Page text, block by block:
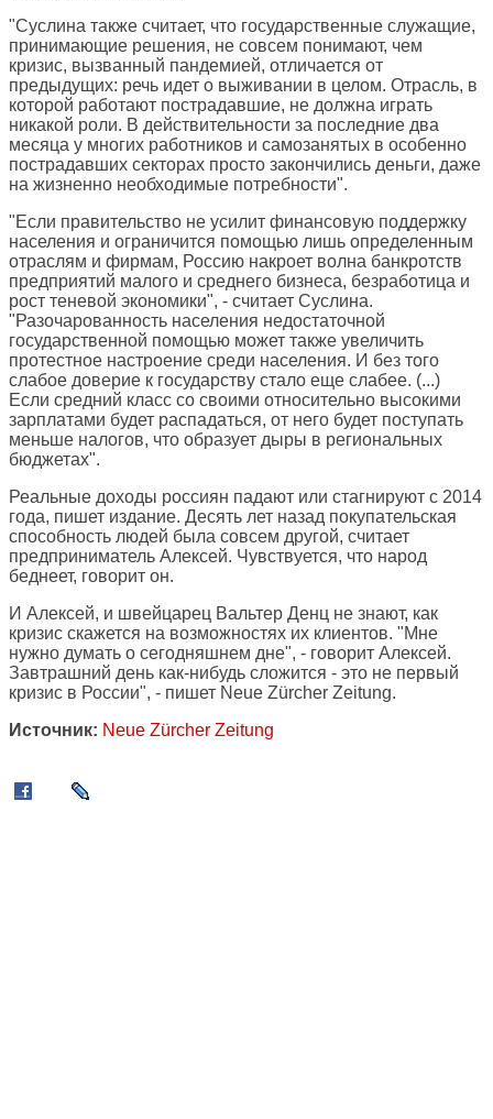
"Суслина также считает, что государственные служащие,
принимающие решения, не совсем понимают, чем
кризис, вызванный пандемией, отличается от
предыдущих: речь идет о выживании в целом. Отрасль, в
которой работают пострадавшие, не должна играть
никакой роли. В действительности за последние два
месяца у многих работников и самозанятых в особенно
пострадавших секторах просто закончились деньги, даже
на жизненно необходимые потребности".
"Если правительство не усилит финансовую поддержку
населения и ограничится помощью лишь определенным
отраслям и фирмам, Россию накроет волна банкротств
предприятий малого и среднего бизнеса, безработица и
рост теневой экономики", - считает Суслина.
"Разочарованность населения недостаточной
государственной помощью может также увеличить
протестное настроение среди населения. И без того
слабое доверие к государству стало еще слабее. (...)
Если средний класс со своими относительно высокими
зарплатами будет распадаться, от него будет поступать
меньше налогов, что образует дыры в региональных
бюджетах".
Реальные доходы россиян падают или стагнируют с 2014
года, пишет издание. Десять лет назад покупательская
способность людей была совсем другой, считает
предприниматель Алексей. Чувствуется, что народ
беднеет, говорит он.
И Алексей, и швейцарец Вальтер Денц не знают, как
кризис скажется на возможностях их клиентов. "Мне
нужно думать о сегодняшнем дне", - говорит Алексей.
Завтрашний день как-нибудь сложится - это не первый
кризис в России", - пишет Neue Zürcher Zeitung.
Источник: Neue Zürcher Zeitung